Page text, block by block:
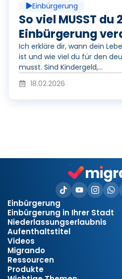
Einbürgerung
So viel MUSST du
Einbürgerung
Ich erkläre dir, wann dein
ist und wie viel du für den
musst. Sind Kindergeld,...
18.02.2026
Einbürgerung
Einbürgerung in Ihrer Stadt
Niederlassungserlaubnis
Aufenthaltstitel
Videos
Migrando
Ressourcen
Produkte